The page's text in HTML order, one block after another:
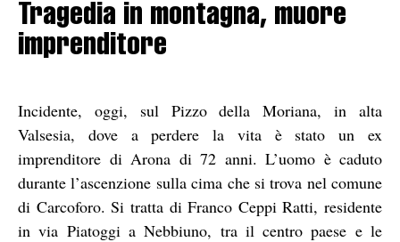
Tragedia in montagna, muore
imprenditore
Incidente, oggi, sul Pizzo della Moriana, in alta
Valsesia, dove a perdere la vita è stato un ex
imprenditore di Arona di 72 anni. L’uomo è caduto
durante l’ascenzione sulla cima che si trova nel comune
di Carcoforo. Si tratta di Franco Ceppi Ratti, residente
in via Piatoggi a Nebbiuno, tra il centro paese e le